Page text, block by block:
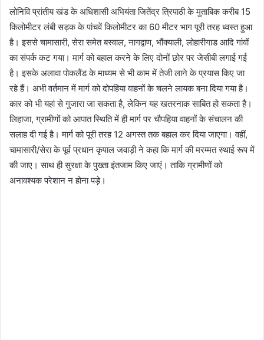
लोनिवि प्रांतीय खंड के अधिशासी अभियंता जितेंद्र त्रिपाठी के मुताबिक करीब 15
किलोमीटर लंबी सड़क के पांचवें किलोमीटर का 60 मीटर भाग पूरी तरह ध्वस्त हुआ
है। इससे चामासारी, सेरा समेत बस्वाल, नागद्वाण, भौंक्याली, लोहारीगाड आदि गांवों
का संपर्क कट गया। मार्ग को बहाल करने के लिए दोनों छोर पर जेसीबी लगाई गई
है। इसके अलावा पोकलैंड के माध्यम से भी काम में तेजी लाने के प्रयास किए जा
रहे हैं। अभी वर्तमान में मार्ग को दोपहिया वाहनों के चलने लायक बना दिया गया है।
कार को भी यहां से गुजारा जा सकता है, लेकिन यह खतरनाक साबित हो सकता है।
लिहाजा, ग्रामीणों को आपात स्थिति में ही मार्ग पर चौपहिया वाहनों के संचालन की
सलाह दी गई है। मार्ग को पूरी तरह 12 अगस्त तक बहाल कर दिया जाएगा। वहीं,
चामासारी/सेरा के पूर्व प्रधान कृपाल जवाड़ी ने कहा कि मार्ग की मरम्मत स्थाई रूप में
की जाए। साथ ही सुरक्षा के पुख्ता इंतजाम किए जाएं। ताकि ग्रामीणों को
अनावश्यक परेशान न होना पड़े।